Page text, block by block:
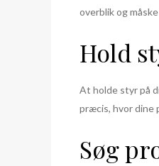
overblik og
Hold
At holde styr på
præcis, hvor dine
Søg